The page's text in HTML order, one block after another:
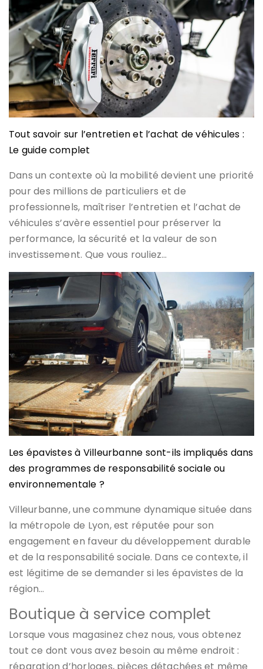
Tout savoir sur l’entretien et l’achat de véhicules :
Le guide complet
Dans un contexte où la mobilité devient une priorité
pour des millions de particuliers et de
professionnels, maîtriser l’entretien et l’achat de
véhicules s’avère essentiel pour préserver la
performance, la sécurité et la valeur de son
investissement. Que vous rouliez…
Les épavistes à Villeurbanne sont-ils impliqués dans
des programmes de responsabilité sociale ou
environnementale ?
Villeurbanne, une commune dynamique située dans
la métropole de Lyon, est réputée pour son
engagement en faveur du développement durable
et de la responsabilité sociale. Dans ce contexte, il
est légitime de se demander si les épavistes de la
région…
Boutique à service complet
Lorsque vous magasinez chez nous, vous obtenez
tout ce dont vous avez besoin au même endroit :
réparation d’horloges, pièces détachées et même